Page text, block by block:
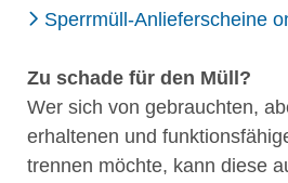
Sperrmüll-Anlieferscheine
Zu schade für den Müll?
Wer sich von gebrauchten,
erhaltenen und
trennen möchte, kann diese